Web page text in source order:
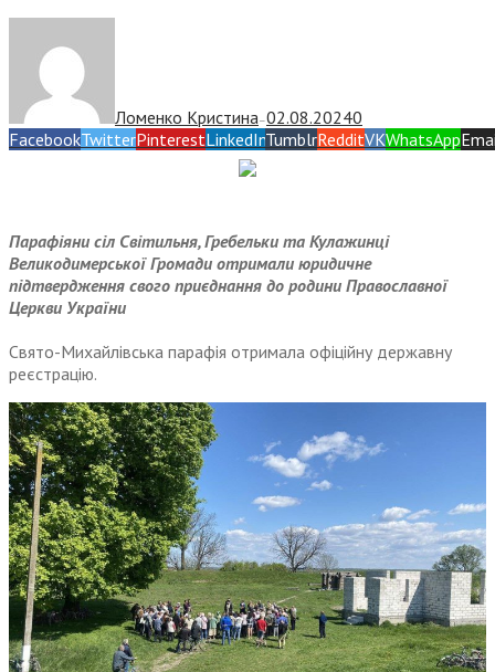
Ломенко Кристина—02.08.20240
FacebookTwitterPinterestLinkedInTumblrRedditVKWhatsApp
Парафіяни сіл Світильня, Гребельки та Кулажинці
Великодимерської Громади отримали юридичне
підтвердження свого приєднання до родини Православної
Церкви України
Свято-Михайлівська парафія отримала офіційну державну
реєстрацію.